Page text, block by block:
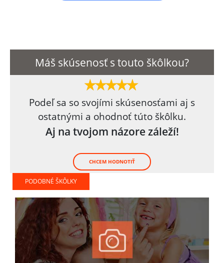
Máš skúsenosť s touto škôlkou?
Podeľ sa so svojími skúsenosťami aj s
ostatnými a ohodnoť túto škôlku.
Aj na tvojom názore záleží!
CHCEM HODNOTIŤ
PODOBNÉ ŠKÔLKY